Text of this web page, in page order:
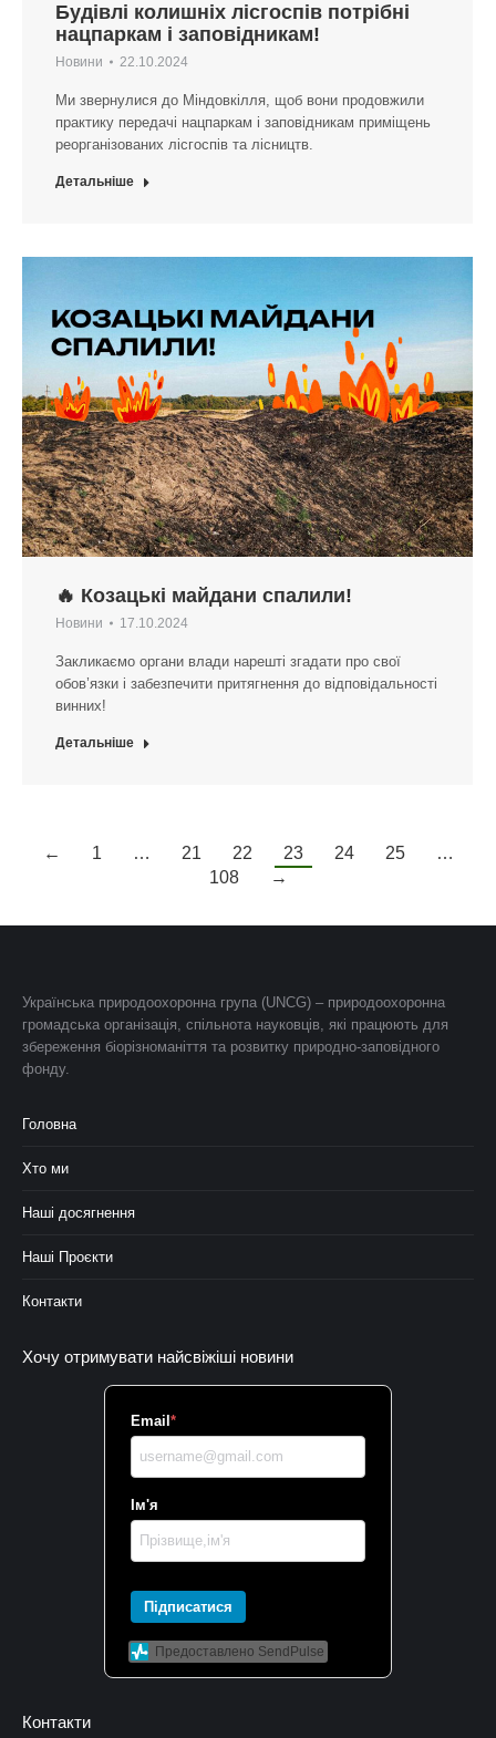
Будівлі колишніх лісгоспів потрібні
нацпаркам і заповідникам!
Новини 22.10.2024
Ми звернулися до Міндовкілля, щоб вони продовжили
практику передачі нацпаркам і заповідникам приміщень
реорганізованих лісгоспів та лісництв.
Детальніше
🔥 Козацькі майдани спалили!
Новини 17.10.2024
Закликаємо органи влади нарешті згадати про свої
обов’язки і забезпечити притягнення до відповідальності
винних!
Детальніше
← 1 … 21 22 23 24 25
…
108
→
Українська природоохоронна група (UNCG) – природоохоронна
громадська організація, спільнота науковців, які працюють для
збереження біорізноманіття та розвитку природно-заповідного
фонду.
Головна
Хто ми
Наші досягнення
Наші Проєкти
Контакти
Хочу отримувати найсвіжіші новини
Email *
Ім'я
Підписатися
Предоставлено SendPulse
Контакти